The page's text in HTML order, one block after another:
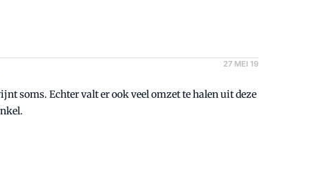
27 MEI 19
soms. Echter valt er ook veel omzet te halen uit deze